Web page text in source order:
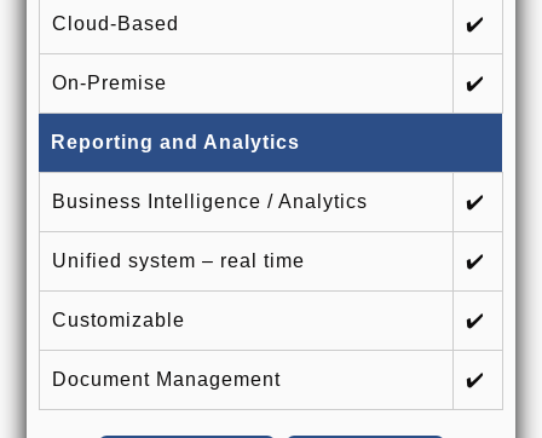
Cloud-Based ✔️
On-Premise ✔️
Reporting and Analytics
Business Intelligence / Analytics ✔️
Unified system – real time ✔️
Customizable ✔️
Document Management ✔️